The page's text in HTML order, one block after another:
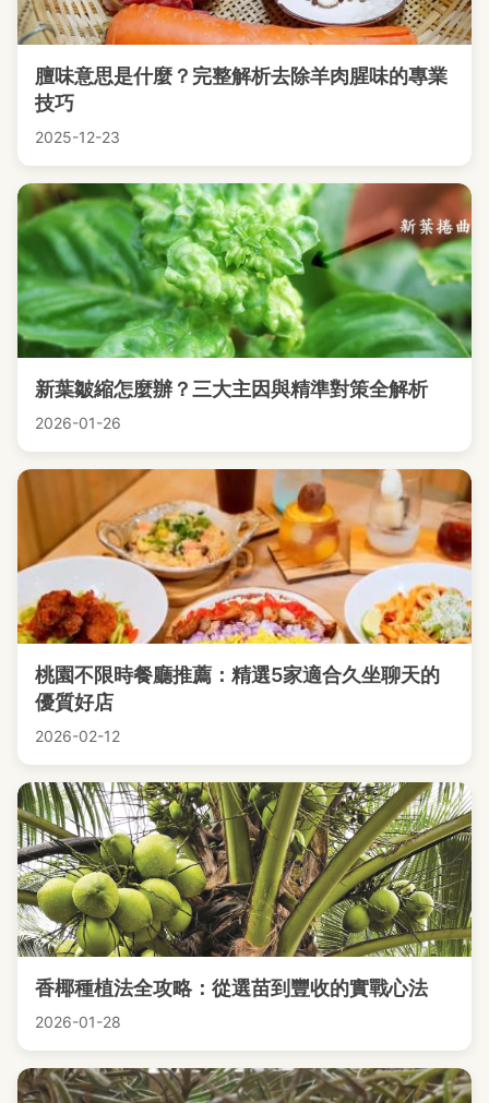
膻味意思是什麼？完整解析去除羊肉腥味的專業
技巧
2025-12-23
新葉皺縮怎麼辦？三大主因與精準對策全解析
2026-01-26
桃園不限時餐廳推薦：精選5家適合久坐聊天的
優質好店
2026-02-12
香椰種植法全攻略：從選苗到豐收的實戰心法
2026-01-28